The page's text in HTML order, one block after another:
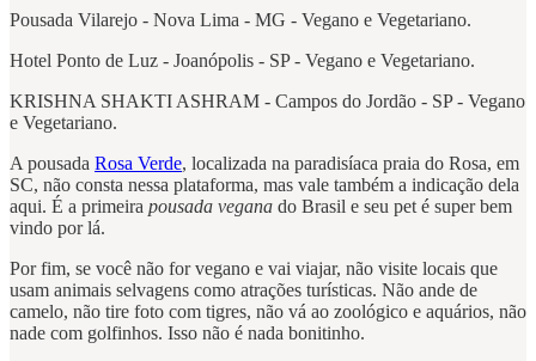
Pousada Vilarejo - Nova Lima - MG - Vegano e Vegetariano.
Hotel Ponto de Luz - Joanópolis - SP - Vegano e Vegetariano.
KRISHNA SHAKTI ASHRAM - Campos do Jordão - SP - Vegano
e Vegetariano.
A pousada Rosa Verde, localizada na paradisíaca praia do Rosa, em
SC, não consta nessa plataforma, mas vale também a indicação dela
aqui. É a primeira pousada vegana do Brasil e seu pet é super bem
vindo por lá.
Por fim, se você não for vegano e vai viajar, não visite locais que
usam animais selvagens como atrações turísticas. Não ande de
camelo, não tire foto com tigres, não vá ao zoológico e aquários, não
nade com golfinhos. Isso não é nada bonitinho.